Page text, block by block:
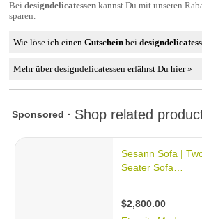
Bei designdelicatessenkannst Du mit unseren
sparen.
Wie löse ich einenGutschein bei
Mehr über designdelicatessen erfährst Du hier »